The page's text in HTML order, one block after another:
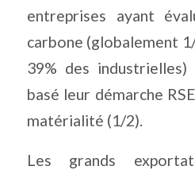
entreprises ayant
carbone (globalement
39% des
basé leur démarche
matérialité (1/2).
Les grands